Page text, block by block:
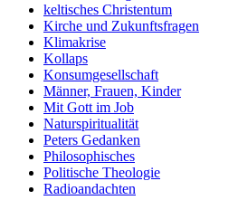
keltisches Christentum
Kirche und Zukunftsfragen
Klimakrise
Kollaps
Konsumgesellschaft
Männer, Frauen, Kinder
Mit Gott im Job
Naturspiritualität
Peters Gedanken
Philosophisches
Politische Theologie
Radioandachten